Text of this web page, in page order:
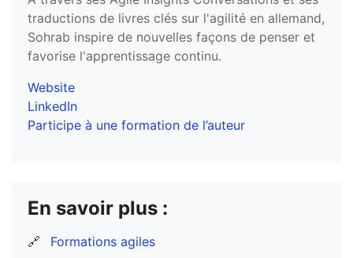
traductions de livres clés sur l'agilité en allemand,
Sohrab inspire de nouvelles façons de penser et
favorise l'apprentissage continu.
Website
LinkedIn
Participe à une formation de l’auteur
En savoir plus :
🔗
Formations agiles